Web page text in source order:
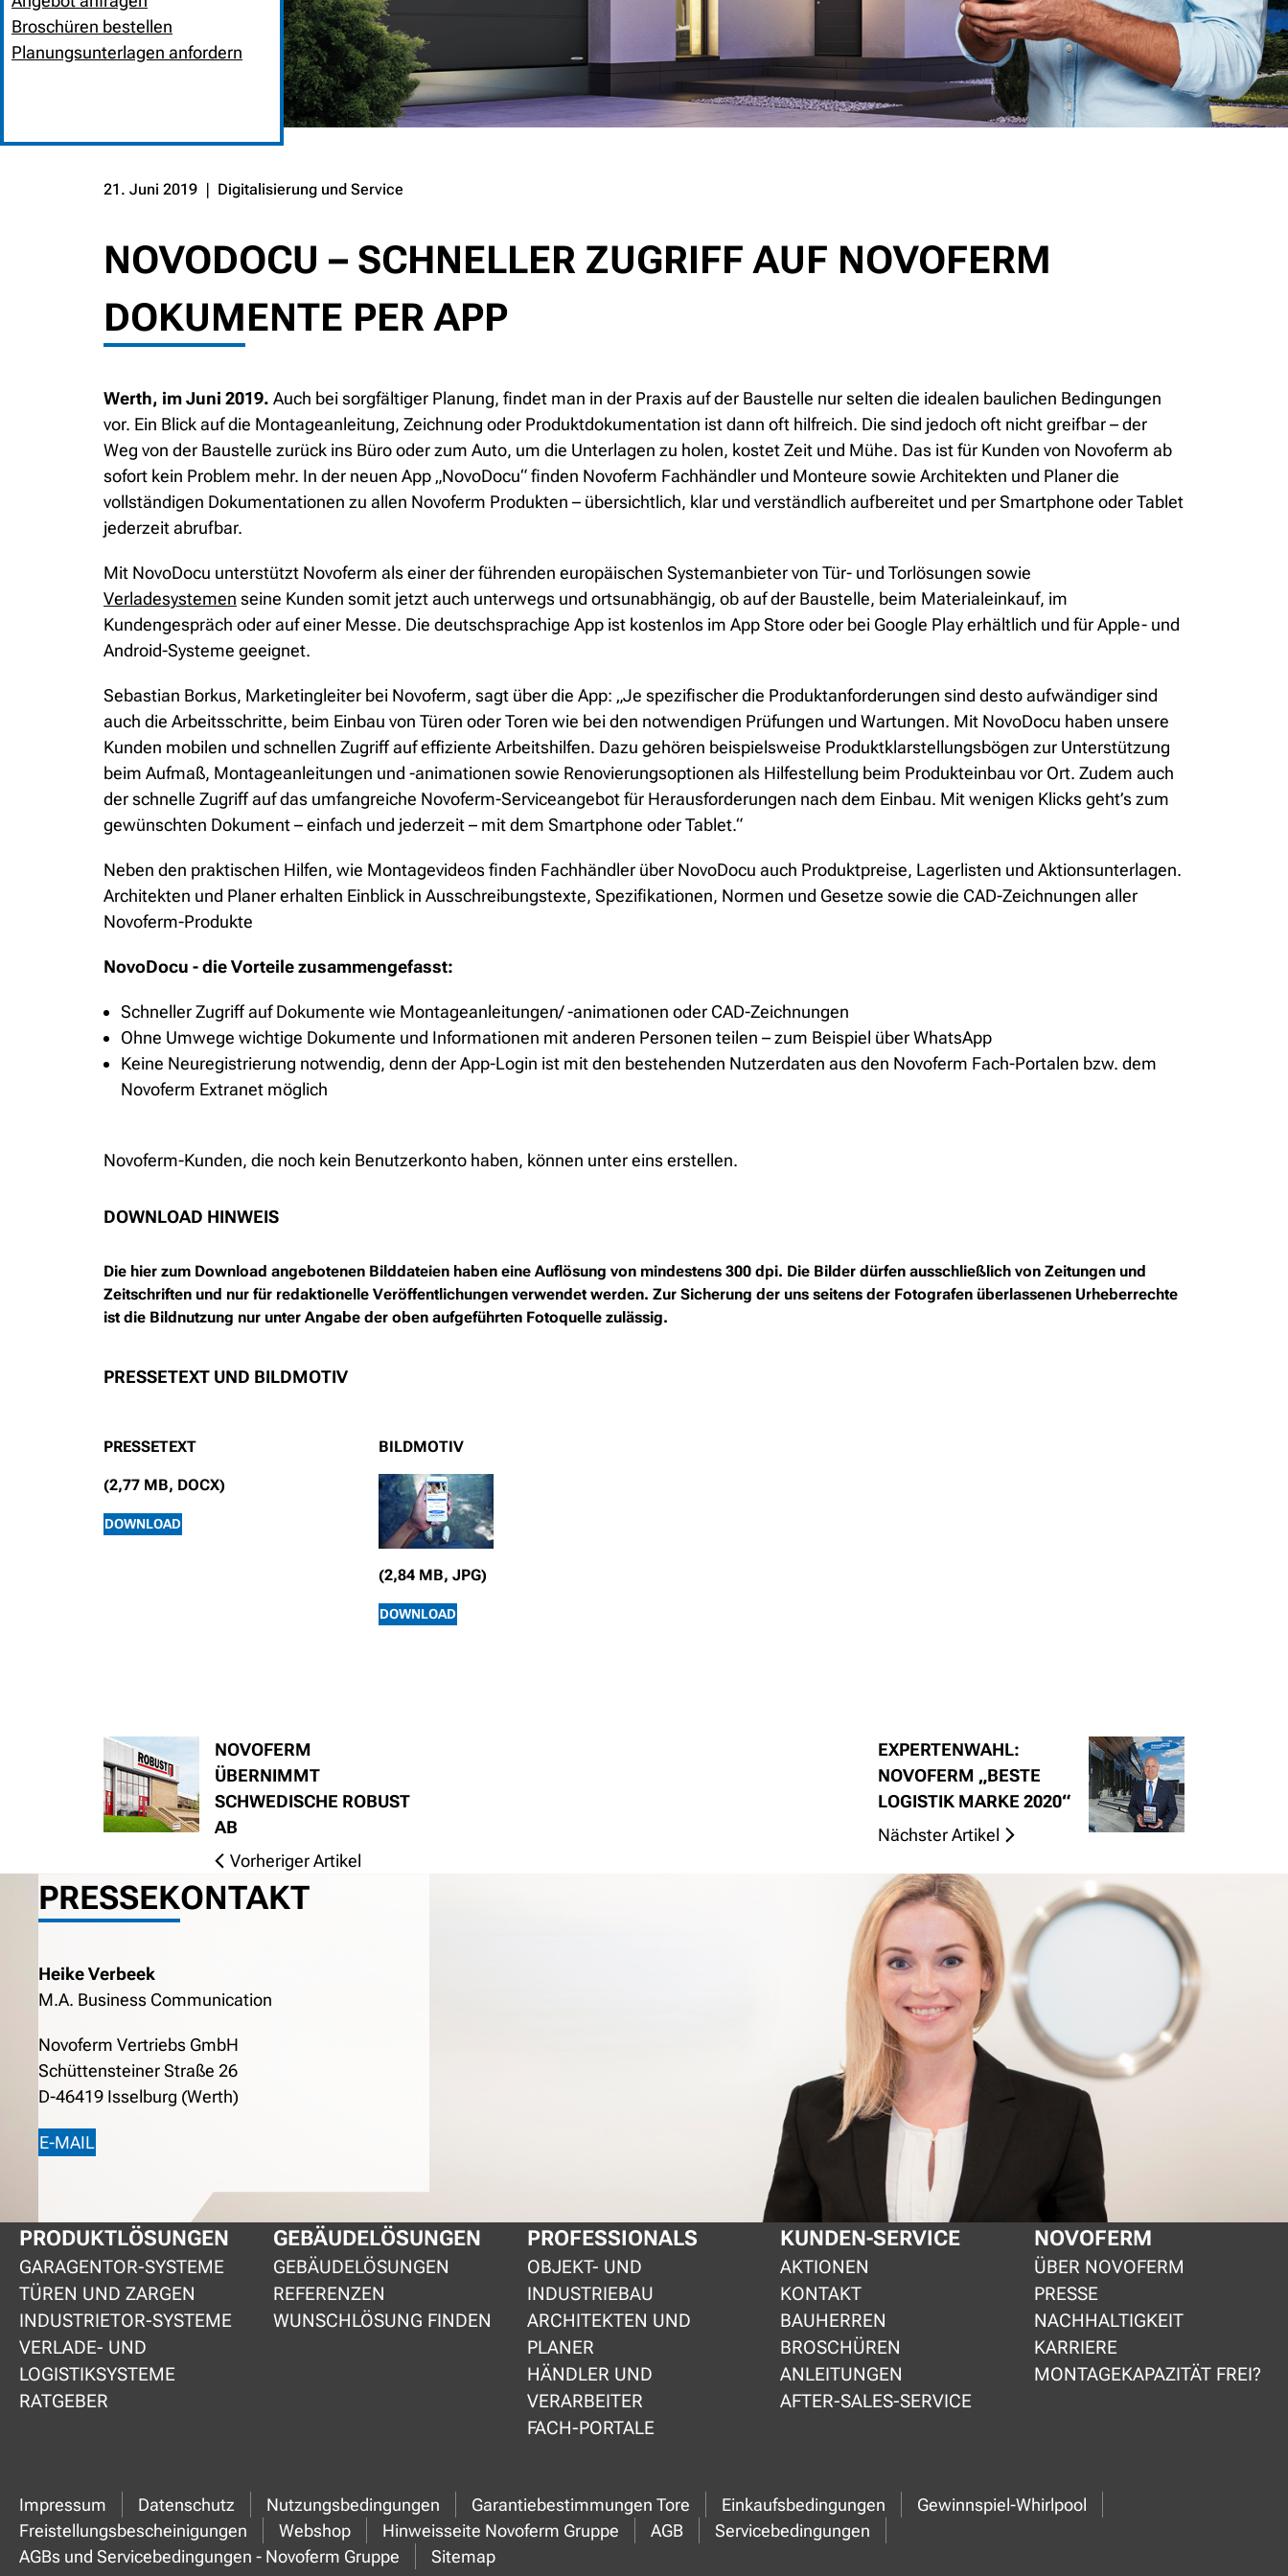
Broschüren bestellen
Planungsunterlagen anfordern
PREV NEXTHOME NEUIGKEITEN
21. Juni 2019 Digitalisierung und Service
NOVODOCU – SCHNELLER ZUGRIFF AUF NOVOFERM
DOKUMENTE PER APP
Werth, im Juni 2019. Auch bei sorgfältiger Planung, findet man in der Praxis auf der Baustelle nur selten die idealen baulichen Bedingungen
vor. Ein Blick auf die Montageanleitung, Zeichnung oder Produktdokumentation ist dann oft hilfreich. Die sind jedoch oft nicht greifbar – der
Weg von der Baustelle zurück ins Büro oder zum Auto, um die Unterlagen zu holen, kostet Zeit und Mühe. Das ist für Kunden von Novoferm ab
sofort kein Problem mehr. In der neuen App „NovoDocu“ finden Novoferm Fachhändler und Monteure sowie Architekten und Planer die
vollständigen Dokumentationen zu allen Novoferm Produkten – übersichtlich, klar und verständlich aufbereitet und per Smartphone oder Tablet
jederzeit abrufbar.
Mit NovoDocu unterstützt Novoferm als einer der führenden europäischen Systemanbieter von Tür- und Torlösungen sowie
Verladesystemen seine Kunden somit jetzt auch unterwegs und ortsunabhängig, ob auf der Baustelle, beim Materialeinkauf, im
Kundengespräch oder auf einer Messe. Die deutschsprachige App ist kostenlos im App Store oder bei Google Play erhältlich und für Apple- und
Android-Systeme geeignet.
Sebastian Borkus, Marketingleiter bei Novoferm, sagt über die App: „Je spezifischer die Produktanforderungen sind desto aufwändiger sind
auch die Arbeitsschritte, beim Einbau von Türen oder Toren wie bei den notwendigen Prüfungen und Wartungen. Mit NovoDocu haben unsere
Kunden mobilen und schnellen Zugriff auf effiziente Arbeitshilfen. Dazu gehören beispielsweise Produktklarstellungsbögen zur Unterstützung
beim Aufmaß, Montageanleitungen und -animationen sowie Renovierungsoptionen als Hilfestellung beim Produkteinbau vor Ort. Zudem auch
der schnelle Zugriff auf das umfangreiche Novoferm-Serviceangebot für Herausforderungen nach dem Einbau. Mit wenigen Klicks geht’s zum
gewünschten Dokument – einfach und jederzeit – mit dem Smartphone oder Tablet.“
Neben den praktischen Hilfen, wie Montagevideos finden Fachhändler über NovoDocu auch Produktpreise, Lagerlisten und Aktionsunterlagen.
Architekten und Planer erhalten Einblick in Ausschreibungstexte, Spezifikationen, Normen und Gesetze sowie die CAD-Zeichnungen aller
Novoferm-Produkte
NovoDocu - die Vorteile zusammengefasst:
Schneller Zugriff auf Dokumente wie Montageanleitungen/ -animationen oder CAD-Zeichnungen
Ohne Umwege wichtige Dokumente und Informationen mit anderen Personen teilen – zum Beispiel über WhatsApp
Keine Neuregistrierung notwendig, denn der App-Login ist mit den bestehenden Nutzerdaten aus den Novoferm Fach-Portalen bzw. dem
Novoferm Extranet möglich
Novoferm-Kunden, die noch kein Benutzerkonto haben, können unter eins erstellen.
DOWNLOAD HINWEIS
Die hier zum Download angebotenen Bilddateien haben eine Auflösung von mindestens 300 dpi. Die Bilder dürfen ausschließlich von Zeitungen und
Zeitschriften und nur für redaktionelle Veröffentlichungen verwendet werden. Zur Sicherung der uns seitens der Fotografen überlassenen Urheberrechte
ist die Bildnutzung nur unter Angabe der oben aufgeführten Fotoquelle zulässig.
PRESSETEXT UND BILDMOTIV
PRESSETEXT
(2,77 MB, DOCX)
DOWNLOAD
BILDMOTIV
(2,84 MB, JPG)
DOWNLOAD
NOVOFERM
ÜBERNIMMT
SCHWEDISCHE ROBUST
AB
Vorheriger Artikel
EXPERTENWAHL:
NOVOFERM „BESTE
LOGISTIK MARKE 2020“
Nächster Artikel
PRESSEKONTAKT
Heike Verbeek
M.A. Business Communication
Novoferm Vertriebs GmbH
Schüttensteiner Straße 26
D-46419 Isselburg (Werth)
E-MAIL
PRODUKTLÖSUNGEN
GARAGENTOR-SYSTEME
TÜREN UND ZARGEN
INDUSTRIETOR-SYSTEME
VERLADE- UND
LOGISTIKSYSTEME
RATGEBER
GEBÄUDELÖSUNGEN
GEBÄUDELÖSUNGEN
REFERENZEN
WUNSCHLÖSUNG FINDEN
PROFESSIONALS
OBJEKT- UND
INDUSTRIEBAU
ARCHITEKTEN UND
PLANER
HÄNDLER UND
VERARBEITER
FACH-PORTALE
KUNDEN-SERVICE
AKTIONEN
KONTAKT
BAUHERREN
BROSCHÜREN
ANLEITUNGEN
AFTER-SALES-SERVICE
NOVOFERM
ÜBER NOVOFERM
PRESSE
NACHHALTIGKEIT
KARRIERE
MONTAGEKAPAZITÄT FREI?
Impressum Datenschutz Nutzungsbedingungen Garantiebestimmungen Tore Einkaufsbedingungen
Gewinnspiel-Whirlpool
Freistellungsbescheinigungen
Webshop Hinweisseite Novoferm Gruppe AGB
Servicebedingungen
AGBs und Servicebedingungen - Novoferm Gruppe
Sitemap